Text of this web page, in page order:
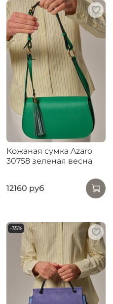
Кожаная сумка Azaro
30758 зеленая весна
12160 руб
-35%